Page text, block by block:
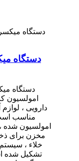
دستگاه
دستگاه
امولسیون
دارویی ،
مناسب
امولسیون شده
مخزن برای
خلاء ،
تشکیل شده